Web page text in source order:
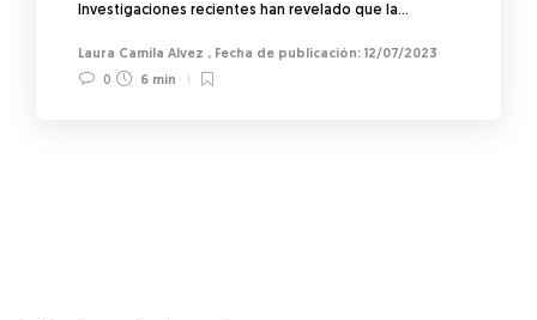
Investigaciones recientes han revelado que la…
Laura Camila Alvez ,
12/07/2023
0
6 min